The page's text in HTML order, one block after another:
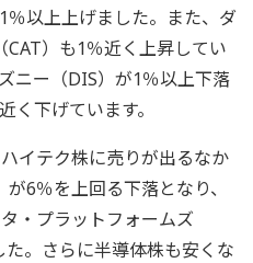
％以上上げました。また、ダ
）も1％近く上昇してい
ニー（DIS）が1％以上下落
く下げています。
イテク株に売りが出るなか
6％を上回る下落となり、
・プラットフォームズ
た。さらに半導体株も安くな